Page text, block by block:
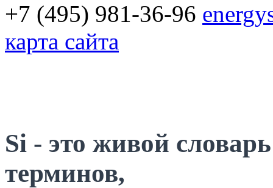
+7 (495) 981-36-96
карта сайта
Si - это живой
терминов,